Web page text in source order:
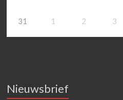
31 1 2 3
Nieuwsbrief